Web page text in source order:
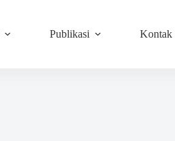
Publikasi Kontak